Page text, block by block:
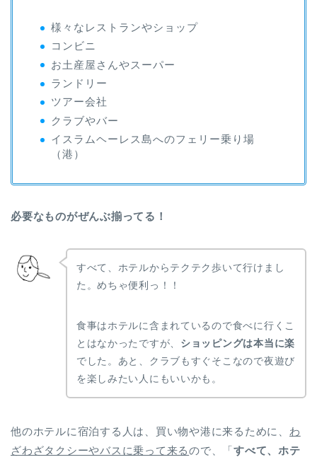
様々なレストランやショップ
コンビニ
お土産屋さんやスーパー
ランドリー
ツアー会社
クラブやバー
イスラムヘーレス島へのフェリー乗り場
（港）
必要なものがぜんぶ揃ってる！
すべて、ホテルからテクテク歩いて行けまし
た。めちゃ便利っ！！
食事はホテルに含まれているので食べに行くこ
とはなかったですが、 ショッピングは本当に楽
でした。あと、クラブもすぐそこなので夜遊び
を楽しみたい人にもいいかも。
他のホテルに宿泊する人は、買い物や港に来るために、 わ
ざわざタクシーやバスに乗って来るので、「すべて、ホテ